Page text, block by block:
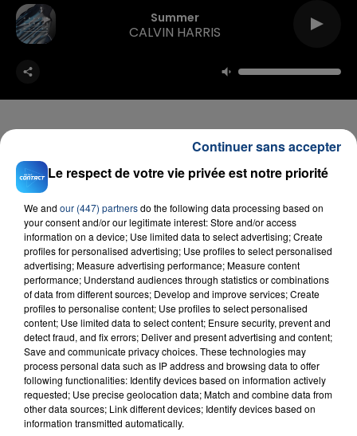
Summer
CALVIN HARRIS
FIL D'ACTU
23 juillet 2026
INCENDIE MORTEL À LENS : UNE FEMME ET
SON BÉBÉ ENTRE LA VIE ET LA...
Un homme s'est immolé par le feu après avoir
aspergé sa compagne et leur bébé de trois mois
d'un liquide inflammable.
Le respect de votre vie privée est notre priorité
We and our (447) partnersdo the following data processing based on
your consent and/or our legitimate interest: Store and/or access
information on a device; Use limited data to select advertising; Create
profiles for personalised advertising; Use profiles to select personalised
advertising; Measure advertising performance; Measure content
performance; Understand audiences through statistics or combinations
of data from different sources; Develop and improve services; Create
profiles to personalise content; Use profiles to select personalised
content; Use limited data to select content; Ensure security, prevent and
detect fraud, and fix errors; Deliver and present advertising and content;
Save and communicate privacy choices. These technologies may
process personal data such as IP address and browsing data to offer
following functionalities: Identify devices based on information actively
requested; Use precise geolocation data; Match and combine data from
other data sources; Link different devices; Identify devices based on
information transmitted automatically.
Continuer sans accepter